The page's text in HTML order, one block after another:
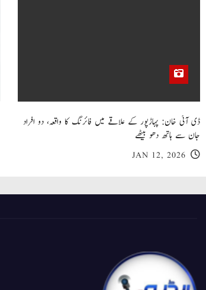
ڈی آئی خان: پہاڑپور کے علاقے میں فائرنگ کا واقعہ، دو افراد
جان سے ہاتھ دھو بیٹھے
JAN 12, 2026